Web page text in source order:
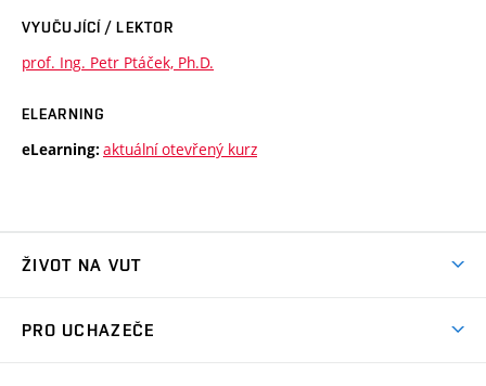
VYUČUJÍCÍ / LEKTOR
prof. Ing. Petr Ptáček, Ph.D.
ELEARNING
eLearning: aktuální otevřený kurz
ŽIVOT NA VUT
PRO UCHAZEČE